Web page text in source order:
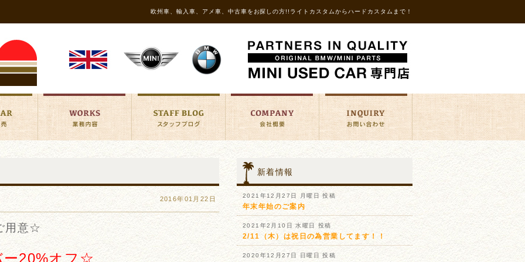
欧州車、輸入車、アメ車、中古車をお探しの方!!ライトカスタムからハードカスタムまで！
2016年01月22日
用意☆
20%オフ☆
新着情報
2021年12月27日 月曜日 投稿
年末年始のご案内
2021年2月10日 水曜日 投稿
2/11（木）は祝日の為営業してます！！
2020年12月27日 日曜日 投稿